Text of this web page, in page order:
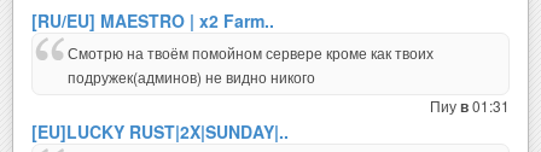
[RU/EU] MAESTRO | x2 Farm..
Смотрю на твоём помойном сервере кроме как твоих
подружек(админов) не видно никого
Пиув01:31
[EU]LUCKY RUST|2X|SUNDAY|..